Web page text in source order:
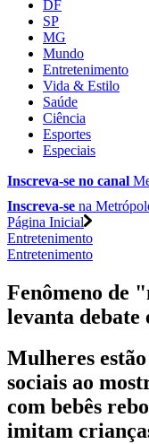
DF
SP
MG
Mundo
Entretenimento
Vida & Estilo
Saúde
Ciência
Esportes
Especiais
Inscreva-se no canal
Inscreva-se na
Página Inicial
Entretenimento
Entretenimento
Fenômeno de
levanta debate
Mulheres
sociais ao
com bebês
imitam